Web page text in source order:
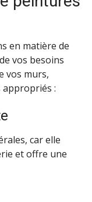
en matière de
vos besoins
vos murs,
appropriés :
car elle
et offre une